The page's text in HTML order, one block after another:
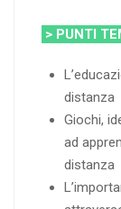
> PUNTI
distanza
Giochi,
ad
distanza